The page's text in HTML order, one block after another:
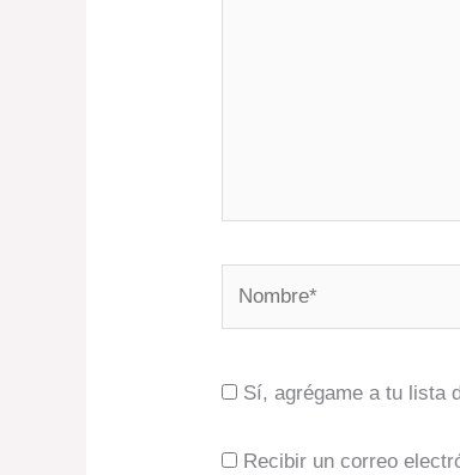
Sí, agrégame a tu lista
Recibir un correo